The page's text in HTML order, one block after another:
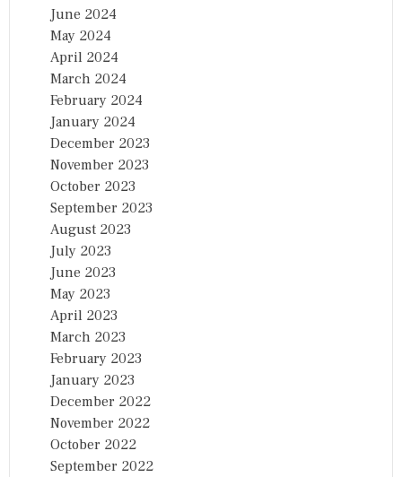
June 2024
May 2024
April 2024
March 2024
February 2024
January 2024
December 2023
November 2023
October 2023
September 2023
August 2023
July 2023
June 2023
May 2023
April 2023
March 2023
February 2023
January 2023
December 2022
November 2022
October 2022
September 2022